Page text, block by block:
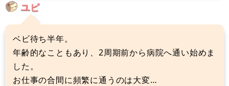
ユピ
ベビ待ち半年。
年齢的なこともあり、2周期前から病院へ通い始めま
した。
お仕事の合間に頻繁に通うのは大変…